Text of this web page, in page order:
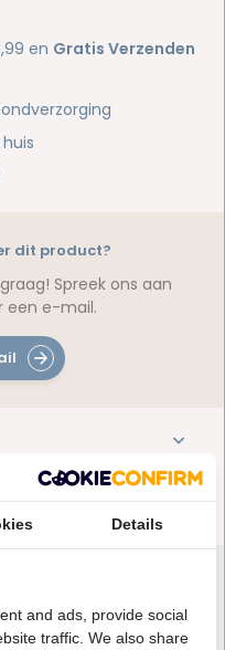
en Gratis Verzenden
dit product?
Spreek ons aan
een e-mail.
voor jou
Details
and ads, provide social
traffic. We also share